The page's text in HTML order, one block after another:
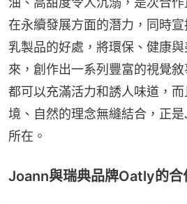
在永續發展方面的潛力，同時
乳製品的好處，將環保、健康
來，創作出一系列豐富的視覺
都可以充滿活力和誘人味道，
境、自然的理念無縫結合，正
所在。
Joann與瑞典品牌Oatly的合